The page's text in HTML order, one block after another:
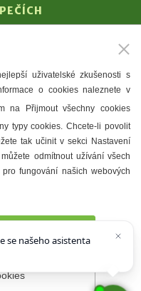
a galerie
webu 2026 © Město
uživatelské zkušenosti s
o cookies naleznete v
na Přijmout všechny cookies
typy cookies. Chcete-li povolit
tak učinit v sekci Nastavení
odmítnout užívání všech
fungování našich webových
se našeho asistenta